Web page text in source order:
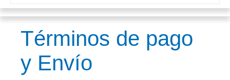
Términos de pago
y Envío